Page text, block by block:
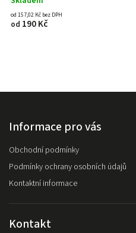
od 157,02 Kč bez DPH
od 190 Kč
Informace pro vás
Obchodní podmínky
Podmínky ochrany osobních údajů
Kontaktní informace
Kontakt